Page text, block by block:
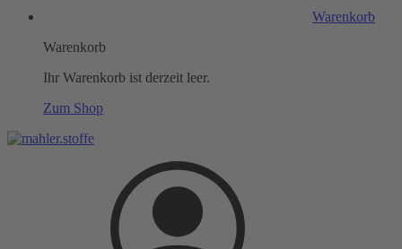
Warenkorb
Warenkorb
Ihr Warenkorb ist derzeit leer.
Zum Shop